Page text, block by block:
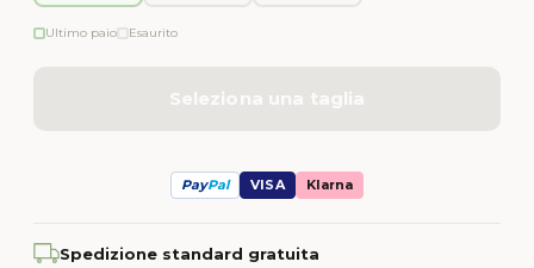
Ultimo paio Esaurito
Seleziona una taglia
PayPal VISA Klarna
Spedizione standard gratuita